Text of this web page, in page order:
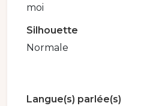
moi
Silhouette
Normale
Langue(s) parlée(s)